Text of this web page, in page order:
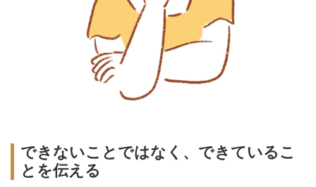
できないことではなく、できているこ
とを伝える